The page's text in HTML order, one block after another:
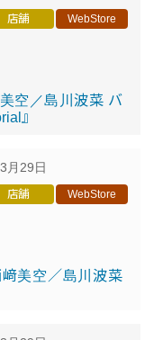
空／島川波菜 バ
』
店舗 WebStore
月29日
美空／島川波菜
店舗 WebStore